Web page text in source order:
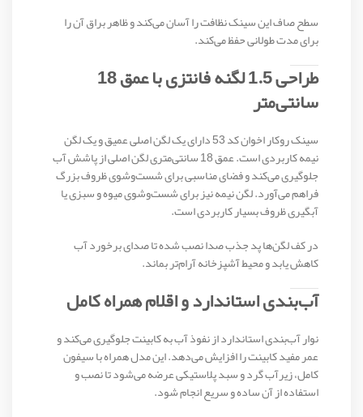
سطح صاف این سینک نظافت را آسان می‌کند و ظاهر براق آن را
برای مدت طولانی حفظ می‌کند.
طراحی 1.5 لگنه فانتزی با عمق 18
سانتی‌متر
سینک روکار اخوان کد 53 دارای یک لگن اصلی عمیق و یک لگن
نیمه کاربردی است. عمق 18 سانتی‌متری لگن اصلی از پاشش آب
جلوگیری می‌کند و فضای مناسبی برای شست‌وشوی ظروف بزرگ
فراهم می‌آورد. لگن نیمه نیز برای شست‌وشوی میوه و سبزی یا
آبگیری ظروف بسیار کاربردی است.
در کف لگن‌ها پد جذب صدا نصب شده تا صدای برخورد آب
کاهش یابد و محیط آشپزخانه آرام‌تر بماند.
آب‌بندی استاندارد و اقلام همراه کامل
نوار آب‌بندی استاندارد از نفوذ آب به کابینت جلوگیری می‌کند و
عمر مفید کابینت را افزایش می‌دهد. این مدل همراه با سیفون
کامل، زیرآب گرد و سبد پلاستیکی عرضه می‌شود تا نصب و
استفاده از آن ساده و سریع انجام شود.